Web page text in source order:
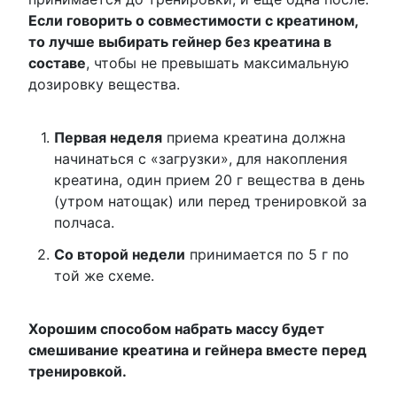
Если говорить о совместимости с креатином,
то лучше выбирать гейнер без креатина в
составе, чтобы не превышать максимальную
дозировку вещества.
Первая неделяприема креатина должна
начинаться с «загрузки», для накопления
креатина, один прием 20 г вещества в день
(утром натощак) или перед тренировкой за
полчаса.
Со второй недели принимается по 5 г по
той же схеме.
Хорошим способом набрать массу будет
смешивание креатина и гейнера вместе перед
тренировкой.